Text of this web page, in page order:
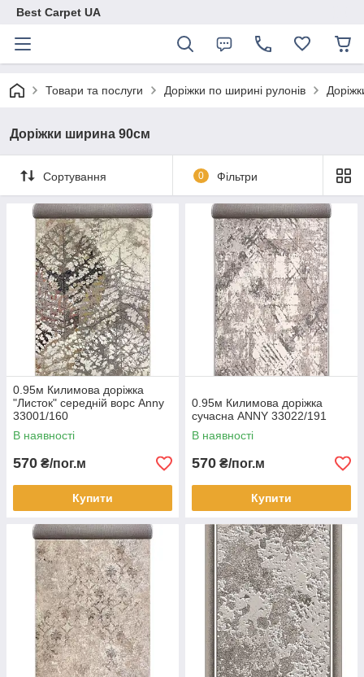
Best Carpet UA
Товари та послуги Доріжки по ширині рулонів
Доріжки ширина 90см
Сортування 0 Фільтри
0.95м Килимова доріжка
"Листок" середній ворс Anny
33001/160
В наявності
570 ₴/пог.м
Купити
0.95м Килимова доріжка
сучасна ANNY 33022/191
В наявності
570 ₴/пог.м
Купити